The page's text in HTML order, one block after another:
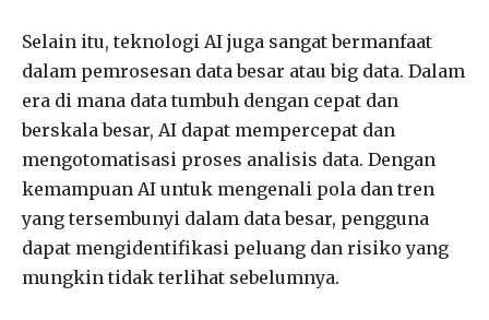
Selain itu, teknologi AI juga sangat bermanfaat
dalam pemrosesan data besar atau big data. Dalam
era di mana data tumbuh dengan cepat dan
berskala besar, AI dapat mempercepat dan
mengotomatisasi proses analisis data. Dengan
kemampuan AI untuk mengenali pola dan tren
yang tersembunyi dalam data besar, pengguna
dapat mengidentifikasi peluang dan risiko yang
mungkin tidak terlihat sebelumnya.